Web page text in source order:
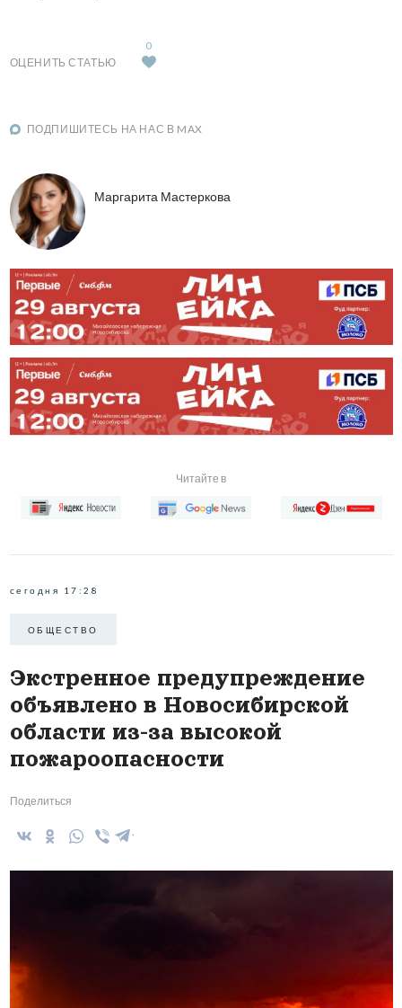
ОЦЕНИТЬ СТАТЬЮ
0
ПОДПИШИТЕСЬ НА НАС В MAX
Маргарита Мастеркова
Читайте в
сегодня 17:28
ОБЩЕСТВО
Экстренное предупреждение
объявлено в Новосибирской
области из-за высокой
пожароопасности
Поделиться